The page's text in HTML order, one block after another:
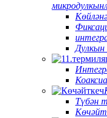
Дулкын
Түбән